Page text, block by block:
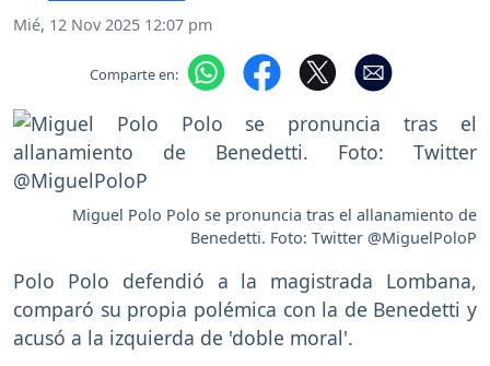
Mié, 12 Nov 2025 12:07 pm
Comparte en:
Miguel Polo Polo se pronuncia tras el allanamiento de
Benedetti. Foto: Twitter @MiguelPoloP
Polo Polo defendió a la magistrada Lombana,
comparó su propia polémica con la de Benedetti y
acusó a la izquierda de 'doble moral'.